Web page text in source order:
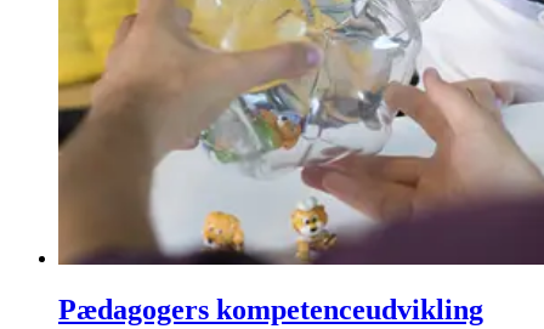
Pædagogers kompetenceudvikling